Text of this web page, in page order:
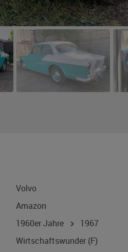
Volvo
Amazon
1960er Jahre
1967
Wirtschaftswunder (F)